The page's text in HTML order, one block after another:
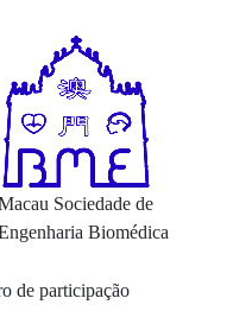
Sociedade de
Biomédica
de participação